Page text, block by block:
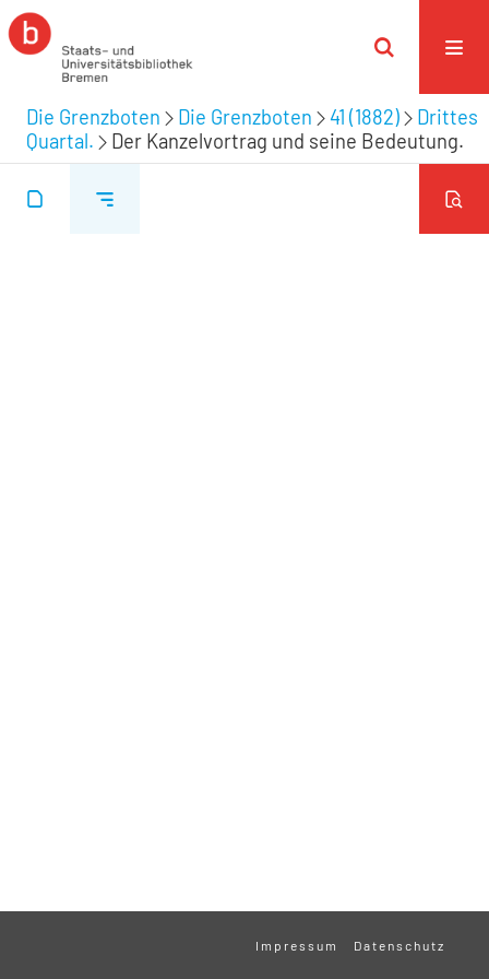
Die Grenzboten Die Grenzboten 41 (1882)
Drittes
Quartal.
Der Kanzelvortrag und seine Bedeutung.
Impressum Datenschutz